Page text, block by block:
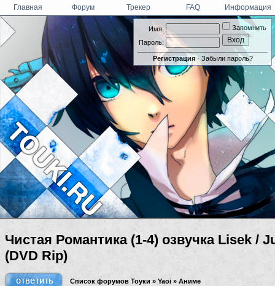
Имя:
Пароль:
Запомнить
Регистрация· Забыли пароль?
Главная Форум Трекер FAQ Информация
Чистая Романтика (1-4) озвучка Lisek /
(DVD Rip)
Список форумов Тоуки » Yaoi » Аниме